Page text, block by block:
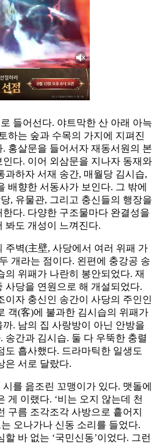
들어선다. 야트막한 산 아래 아늑
하는 숲과 수목의 가지에 지펴진
홍살문을 들어서자 재동서원의 본
다. 이어 외삼문을 지나자 동재와
과하자 서재 송간, 매월당 김시습,
배향한 서동사가 보인다. 그 밖에
, 유물관, 그리고 충신들의 행장을
다. 다양한 구조물마다 완결성을
봐도 개성이 느껴진다.
주벽(主壁, 사당에서 여러 위패 가
개라는 점이다. 왼편에 충강공 송
의 위패가 나란히 봉안되었다. 재
사당을 연원으로 해 개설되었다.
이자 충신인 송간이 사당의 주인인
객(客)에 불과한 김시습의 위패가
. 남의 집 사랑방이 아닌 안방을
송간과 김시습. 둘 다 우뚝한 충렬
도 흡사했다. 드라마틱한 일생도
은 서로 달랐다.
를 읊조린 꼬맹이가 있다. 맷돌에
게 이랬다. ‘비는 오지 않는데 천
구름 조각조각 사방으로 흩어지
오나가나 신동 소리를 들었다.
바 없는 ‘국민신동’이었다. 그런